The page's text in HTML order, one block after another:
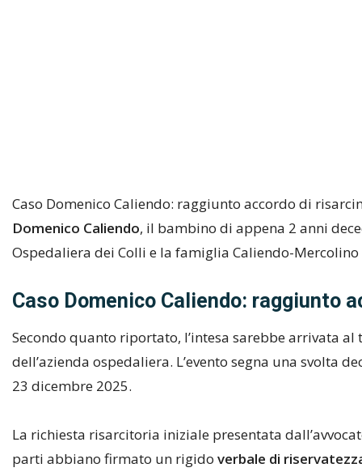
Caso Domenico Caliendo: raggiunto accordo di
Domenico Caliendo, il bambino di appena 2 anni
Ospedaliera dei Colli e la famiglia Caliendo-
Caso Domenico Caliendo: raggiunto
Secondo quanto riportato, l’intesa sarebbe arrivata
dell’azienda ospedaliera. L’evento segna una svolta
23 dicembre 2025.
La richiesta risarcitoria iniziale presentata
parti abbiano firmato un rigido verbale di